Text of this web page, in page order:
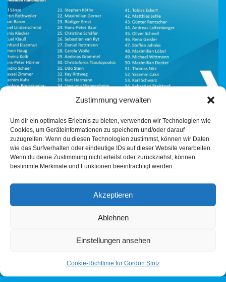
Zustimmung verwalten
Um dir ein optimales Erlebnis zu bieten, verwenden wir Technologien wie
Cookies, um Geräteinformationen zu speichern und/oder darauf
zuzugreifen. Wenn du diesen Technologien zustimmst, können wir Daten
wie das Surfverhalten oder eindeutige IDs auf dieser Website verarbeiten.
Wenn du deine Zustimmung nicht erteilst oder zurückziehst, können
bestimmte Merkmale und Funktionen beeinträchtigt werden.
Akzeptieren
Ablehnen
Einstellungen ansehen
Cookie-Richtlinie für Gordon Stotz
Am Wochenende wurden die AfD-Kandidaten Landtagswahl
2026 auf dem Landesparteitag gewählt. Heilbronn ist stark auf
der Liste vertreten.
Her mit der Jugend, her
mit…Weiterlesen »